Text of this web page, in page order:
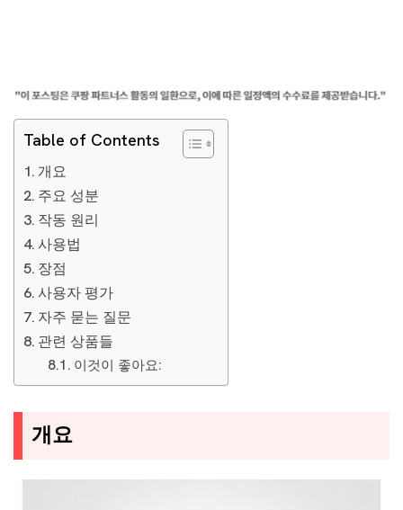
Table of Contents
개요
주요 성분
작동 원리
사용법
장점
사용자 평가
자주 묻는 질문
관련 상품들
이것이 좋아요:
개요